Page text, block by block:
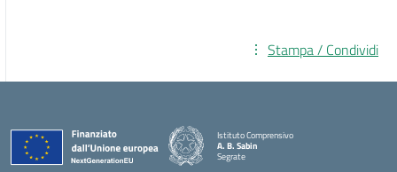
Stampa / Condividi
Istituto Comprensivo
A. B. Sabin
Segrate